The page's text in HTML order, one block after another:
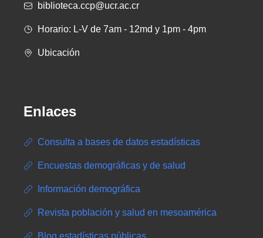
biblioteca.ccp@ucr.ac.cr
Horario: L-V de 7am - 12md y 1pm - 4pm
Ubicación
Enlaces
Consulta a bases de datos estadísticas
Encuestas demográficas y de salud
Información demográfica
Revista población y salud en mesoamérica